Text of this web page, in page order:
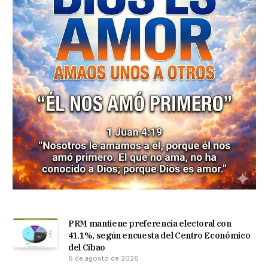
PRM mantiene preferencia electoral con
41.1%, según encuesta del Centro Económico
del Cibao
6 de agosto de 2026